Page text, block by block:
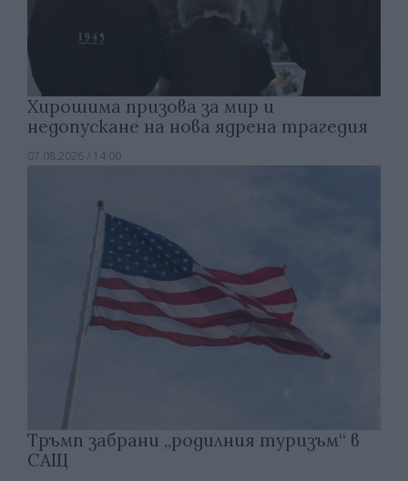
Хирошима призова за мир и
недопускане на нова ядрена трагедия
07.08.2026 / 14:00
Тръмп забрани „родилния туризъм“ в
САЩ